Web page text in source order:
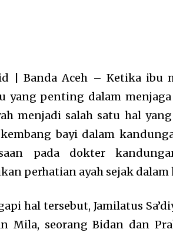
| Banda Aceh – Ketika ibu
yang penting dalam
menjadi salah satu hal
bayi dalam
pada dokter
perhatian ayah sejak
hal tersebut, Jamilatus
Mila, seorang Bidan dan